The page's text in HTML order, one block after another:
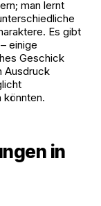
man lernt
Es gibt
einige
Geschick
Ausdruck
könnten.
in